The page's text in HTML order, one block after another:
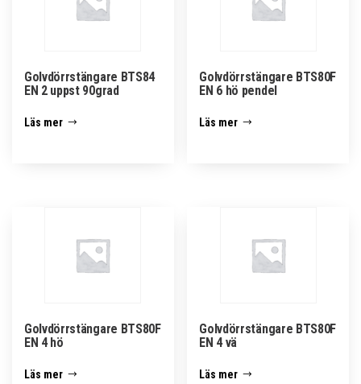
Golvdörrstängare BTS84
EN 2 uppst 90grad
Läs mer
Golvdörrstängare BTS80F
EN 6 hö pendel
Läs mer
Golvdörrstängare BTS80F
EN 4 hö
Läs mer
Golvdörrstängare BTS80F
EN 4 vä
Läs mer